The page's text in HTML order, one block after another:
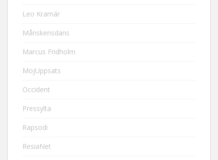
Leo Kramár
Månskensdans
Marcus Fridholm
MojUppsats
Occident
Pressylta
Rapsodi
ResiaNet